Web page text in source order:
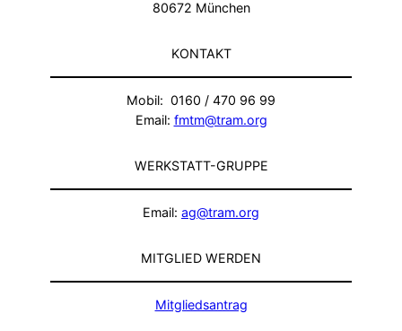
80672 München
KONTAKT
Mobil: 0160 / 470 96 99
Email: fmtm@tram.org
WERKSTATT-GRUPPE
Email: ag@tram.org
MITGLIED WERDEN
Mitgliedsantrag